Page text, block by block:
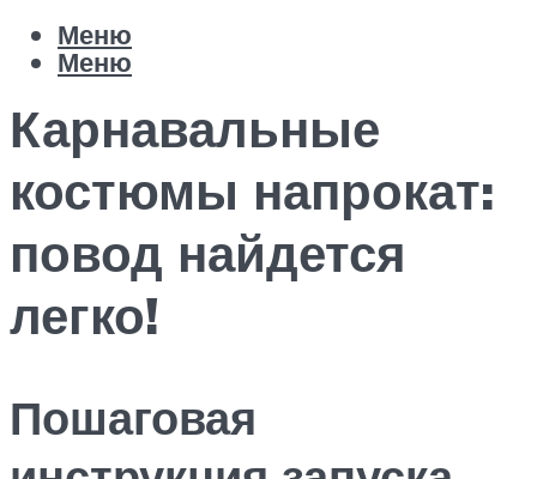
Меню
Меню
Карнавальные
костюмы напрокат:
повод найдется
легко!
Пошаговая